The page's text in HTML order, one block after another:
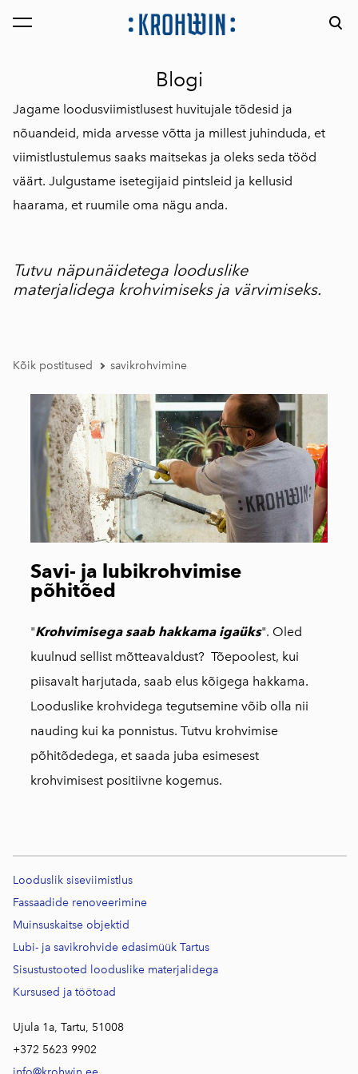
lisati ostukorvi. Vaata ostukorvi
Blogi
Jagame loodusviimistlusest huvitujale tõdesid ja
nõuandeid, mida arvesse võtta ja millest juhinduda, et
viimistlustulemus saaks maitsekas ja oleks seda tööd
väärt. Julgustame isetegijaid pintsleid ja kellusid
haarama, et ruumile oma nägu anda.
Tutvu näpunäidetega looduslike
materjalidega krohvimiseks ja värvimiseks.
Kõik postitused savikrohvimine
Savi- ja lubikrohvimise
põhitõed
"Krohvimisega saab hakkama igaüks". Oled
kuulnud sellist mõtteavaldust? Tõepoolest, kui
piisavalt harjutada, saab elus kõigega hakkama.
Looduslike krohvidega tegutsemine võib olla nii
nauding kui ka ponnistus. Tutvu krohvimise
põhitõdedega, et saada juba esimesest
krohvimisest positiivne kogemus.
Looduslik siseviimistlus
Fassaadide renoveerimine
Muinsuskaitse objektid
Lubi- ja savikrohvide edasimüük Tartus
Sisustustooted looduslike materjalidega
Kursused ja töötoad
Ujula 1a, Tartu, 51008
+372 5623 9902